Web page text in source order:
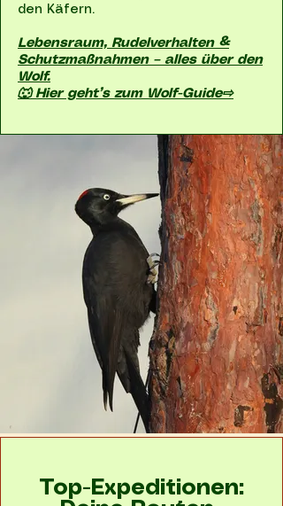
den Käfern.
Lebensraum, Rudelverhalten &
Schutzmaßnahmen – alles über den
Wolf.
🐺 Hier geht’s zum Wolf-Guide⇨
Top-Expeditionen: